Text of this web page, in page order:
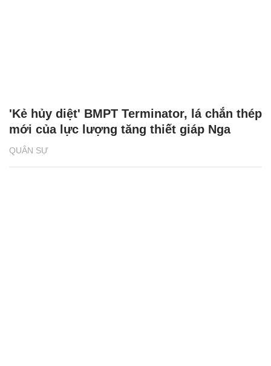
QUÂN SỰ
'Kẻ hủy diệt' BMPT Terminator, lá chắn thép
mới của lực lượng tăng thiết giáp Nga